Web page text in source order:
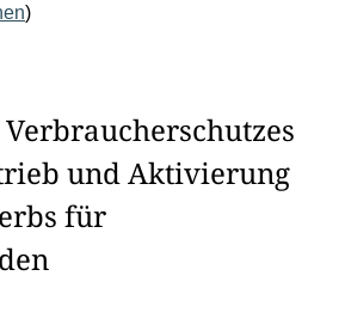
)
und Aktivierung
für